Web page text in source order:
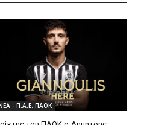
- Π.Α.Ε. ΠΑΟΚ